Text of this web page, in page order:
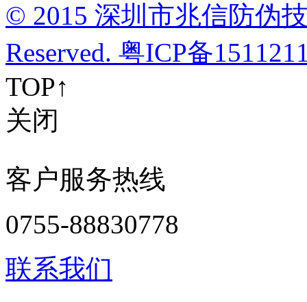
© 2015 深圳市兆信防伪
Reserved. 粤ICP备
TOP↑
关闭
客户服务热线
0755-88830778
联系我们